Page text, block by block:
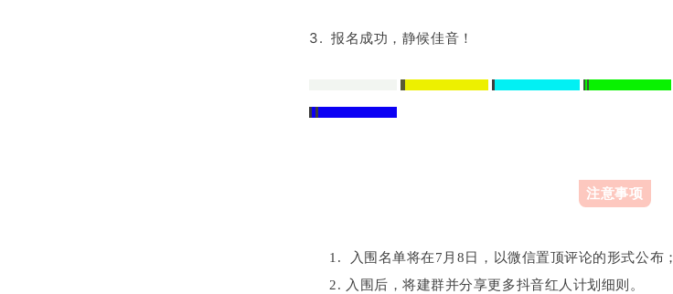
3. 报名成功，静候佳音！
注意事项
入围名单将在7月8日，以微信置顶评论的形式公布；
入围后，将建群并分享更多抖音红人计划细则。